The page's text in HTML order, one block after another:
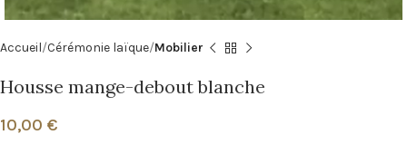
Accueil Cérémonie laïque Mobilier
Housse mange-debout blanche
10,00 €